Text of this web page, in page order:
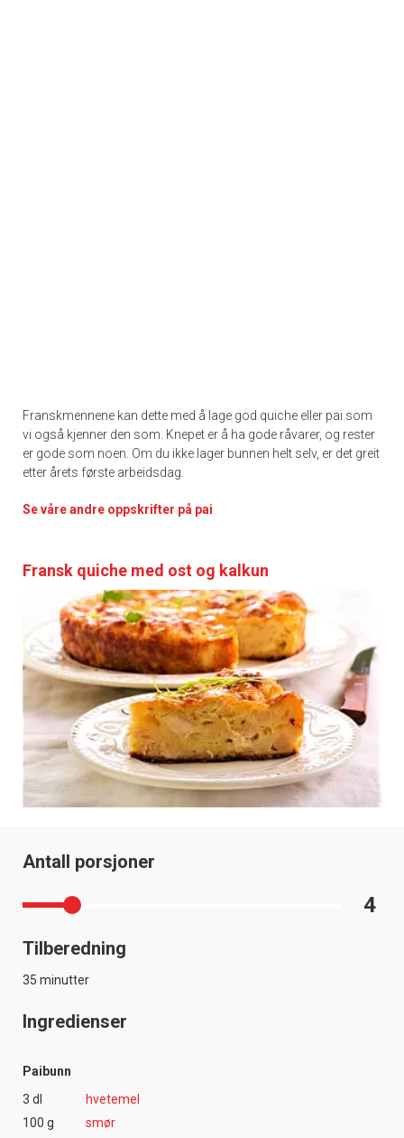
Franskmennene kan dette med å lage god quiche eller pai som
vi også kjenner den som. Knepet er å ha gode råvarer, og rester
er gode som noen. Om du ikke lager bunnen helt selv, er det greit
etter årets første arbeidsdag.
Se våre andre oppskrifter på pai
Fransk quiche med ost og kalkun
Antall porsjoner
4
Tilberedning
35 minutter
Ingredienser
Paibunn
3 dl
hvetemel
100 g
smør